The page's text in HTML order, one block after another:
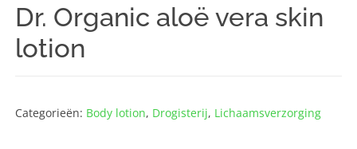
Dr. Organic aloë vera skin
lotion
Categorieën: Body lotion, Drogisterij, Lichaams­verzorging